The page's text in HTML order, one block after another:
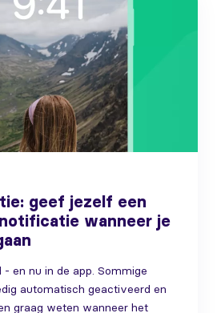
geef jezelf een
wanneer je
- en nu in de app. Sommige
automatisch geactiveerd en
graag weten wanneer het